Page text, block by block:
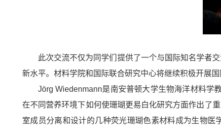
此次交流不仅为同学们提供了一个与国际知名学者
新水平。材料学院和国际联合研究中心将继续积极开展
Jörg Wiedenmann是南安普顿大学生物海洋材料学
在不同营养环境下如何使珊瑚更易白化研究方面作出了
室成员分离和设计的几种荧光珊瑚色素材料成为生物